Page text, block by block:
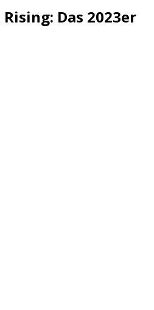
Das 2023er